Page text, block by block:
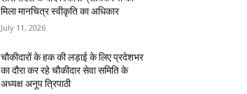
मिला मानचित्र स्वीकृति का अधिकार
July 11, 2026
चौकीदारों के हक की लड़ाई के लिए प्रदेशभर
का दौरा कर रहे चौकीदार सेवा समिति के
अध्यक्ष अनूप त्रिपाठी